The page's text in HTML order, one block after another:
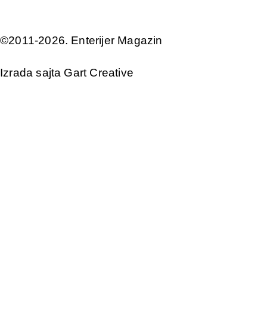
©2011-2026. Enterijer Magazin
Izrada sajta Gart Creative